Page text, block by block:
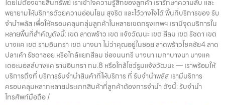
โดยไม่ต้องขายสินทรัพย์ เราเข้าใจความรู้สึกของลูกค้า เรารักษาความลับ และ
พยายามให้บริการด้วยความอ่อนโยน สุจริต และไว้วางใจได้ พื้นที่บริการของ รับ
จำนำพลัส เพื่อให้ครอบคลุมกลุ่มลูกค้าในหลายเขตกรุงเทพฯ เรามีจุดบริการใน
หลายพื้นที่สำคัญดังนี้: เขต ลาดพร้าว เขต แจ้งวัฒนะ เขต สีลม เขต รัชดา เขต
บางแค เขต รามอินทรา เขต บางนา ไม่ว่าคุณอยู่ในซอย ลาดพร้าวโชคชัย4 ลาด
ปลาเค้า รัชดาซอย หรือใกล้แยกสีลม ช่องนนทรี บางนา เมกาบางนา บางแค
เดอะมอลล์บางแค รามอินทรา กม.8 หรือใกล้โชว์รูมแจ้งวัฒนะ — เราพร้อมให้
บริการถึงที่ บริการรับจำนำสินค้าที่ให้บริการ ที่ รับจำนำพลัส เรามีบริการ
ครอบคลุมหลากหลายประเภทสินค้าที่ลูกค้าต้องการจำนำ ดังนี้: รับจำนำ
โทรศัพท์มือถือ /